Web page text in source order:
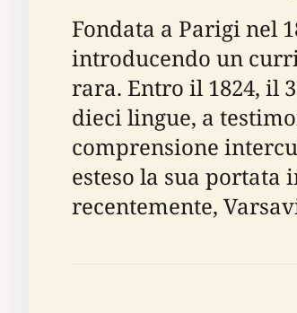
Fondata a Parigi nel
introducendo un
rara. Entro il 1824, il
dieci lingue, a
comprensione
esteso la sua
recentemente,